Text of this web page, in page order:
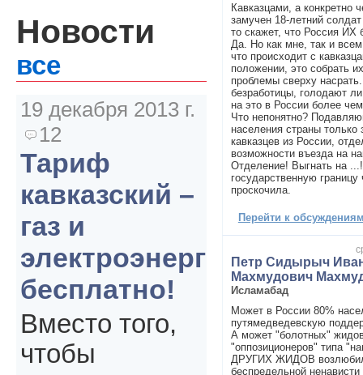
Кавказцами, а конкретно
замучен 18-летний
то скажет, что Россия ИХ
Да. Но как мне, так и
что происходит с
положении, это собрать
проблемы сверху
безработицы, голодают
на это в России более
Что непонятно?
населения страны только
кавказцев из России,
возможности въезда на
Отделение! Выгнать на
государственную
проскочила.
Перейти к
Петр Сидырыч
Махмудович
Исламабад
Может в России 80%
путямедведевскую
А может "болотных"
"оппозиционеров" типа
ДРУГИХ ЖИДОВ
беспредельной
Новости
все
19 декабря 2013 г.
12
Тариф
кавказский –
газ и
электроэнергия
бесплатно!
Вместо того,
чтобы